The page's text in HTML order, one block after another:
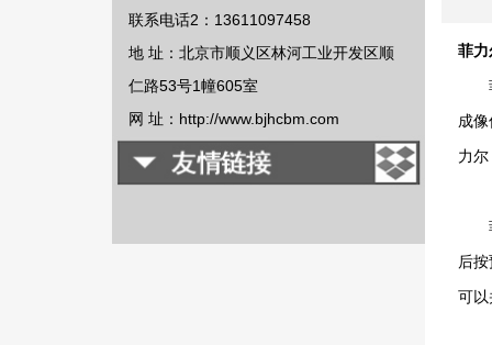
联系电话2：13611097458
地 址：北京市顺义区林河工业开发区顺
仁路53号1幢605室
网 址：http://www.bjhcbm.com
菲力
成
力
后
可以